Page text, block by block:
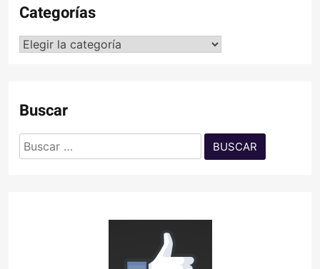
Categorías
Categorías
Buscar
Buscar: